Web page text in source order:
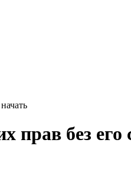
прав без его